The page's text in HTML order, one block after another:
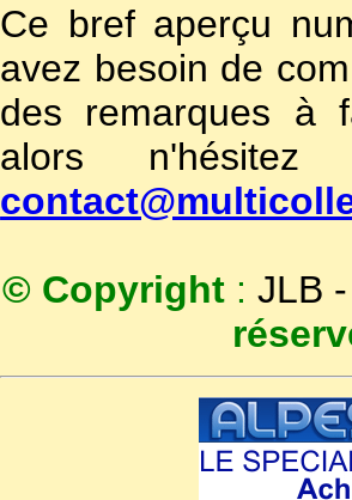
Ce bref aperçu
avez besoin de
des remarques à
alors
© Copyright : JLB